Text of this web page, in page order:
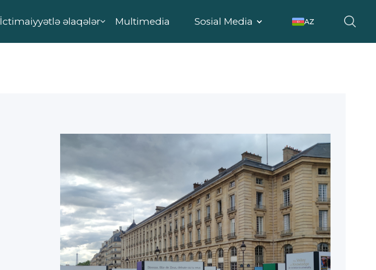
İctimaiyyətlə əlaqələr Multimedia Sosial Media AZ